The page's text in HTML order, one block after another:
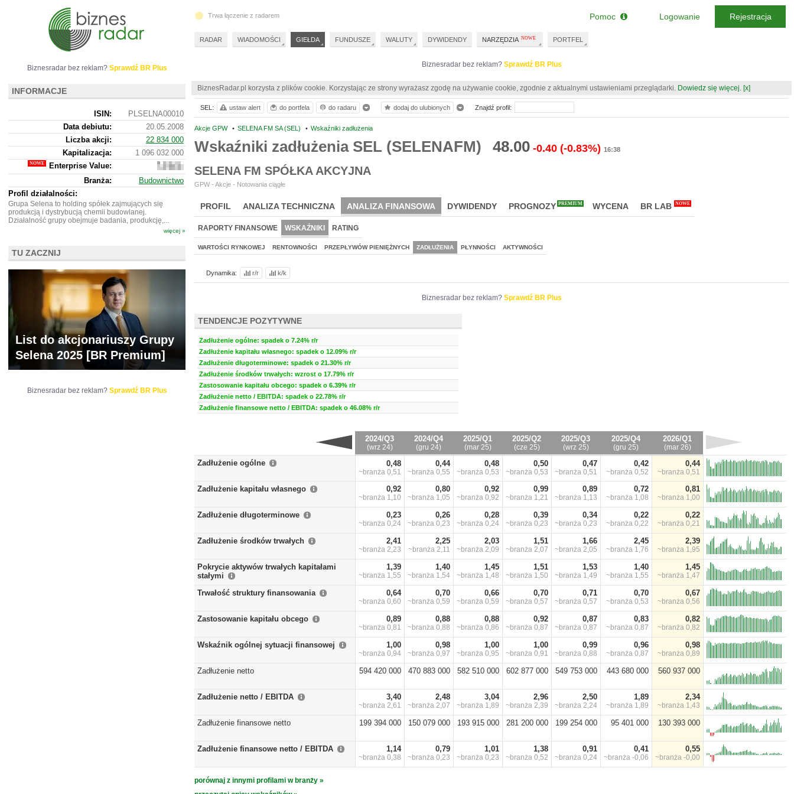
Biznesradar bez reklam? Sprawdź BR Plus
BiznesRadar.pl korzysta z plików cookie. Korzystając ze strony wyrażasz zgodę na używanie cookie, zgodnie z aktualnymi ustawieniami przeglądarki. Dowiedz się więcej. [x]
Akcje GPW • SELENA FM SA (SEL) • Wskaźniki zadłużenia
Wskaźniki zadłużenia SEL (SELENAFM) 48.00 -0.40 (-0.83%) 16:38
SELENA FM SPÓŁKA AKCYJNA
GPW - Akcje - Notowania ciągłe
PROFIL ANALIZA TECHNICZNA ANALIZA FINANSOWA DYWIDENDY PROGNOZY PREMIUM WYCENA BR LAB NOWE
RAPORTY FINANSOWE WSKAŹNIKI RATING
WARTOŚCI RYNKOWEJ RENTOWNOŚCI PRZEPŁYWÓW PIENIĘŻNYCH ZADŁUŻENIA PŁYNNOŚCI AKTYWNOŚCI
Dynamika: r/r k/k
Biznesradar bez reklam? Sprawdź BR Plus
TENDENCJE POZYTYWNE
Zadłużenie ogólne: spadek o 7.24% r/r
Zadłużenie kapitału własnego: spadek o 12.09% r/r
Zadłużenie długoterminowe: spadek o 21.30% r/r
Zadłużenie środków trwałych: wzrost o 17.79% r/r
Zastosowanie kapitału obcego: spadek o 6.39% r/r
Zadłużenie netto / EBITDA: spadek o 22.78% r/r
Zadłużenie finansowe netto / EBITDA: spadek o 46.08% r/r
2024/Q3
(wrz 24)
2024/Q4
(gru 24)
2025/Q1
(mar 25)
2025/Q2
(cze 25)
2025/Q3
(wrz 25)
2025/Q4
(gru 25)
2026/Q1
(mar 26)
Zadłużenie ogólne 0,48
~branża 0,51
0,44
~branża 0,55
0,48
~branża 0,53
0,50
~branża 0,53
0,47
~branża 0,51
0,42
~branża 0,52
0,44
~branża 0,51
Zadłużenie kapitału własnego 0,92
~branża 1,10
0,80
~branża 1,05
0,92
~branża 0,92
0,99
~branża 1,21
0,89
~branża 1,13
0,72
~branża 1,08
0,81
~branża 1,00
Zadłużenie długoterminowe 0,23
~branża 0,24
0,26
~branża 0,23
0,28
~branża 0,24
0,39
~branża 0,23
0,34
~branża 0,23
0,22
~branża 0,22
0,22
~branża 0,21
Zadłużenie środków trwałych 2,41
~branża 2,23
2,25
~branża 2,11
2,03
~branża 2,09
1,51
~branża 2,07
1,66
~branża 2,05
2,45
~branża 1,76
2,39
~branża 1,95
Pokrycie aktywów trwałych kapitałami
stałymi
1,39
~branża 1,55
1,40
~branża 1,54
1,45
~branża 1,48
1,51
~branża 1,50
1,53
~branża 1,49
1,40
~branża 1,55
1,45
~branża 1,47
Trwałość struktury finansowania 0,64
~branża 0,60
0,70
~branża 0,59
0,66
~branża 0,59
0,70
~branża 0,57
0,71
~branża 0,57
0,70
~branża 0,53
0,67
~branża 0,56
Zastosowanie kapitału obcego 0,89
~branża 0,81
0,88
~branża 0,88
0,88
~branża 0,86
0,92
~branża 0,87
0,87
~branża 0,87
0,83
~branża 0,87
0,82
~branża 0,82
Wskaźnik ogólnej sytuacji finansowej 1,00
~branża 0,94
0,98
~branża 0,97
1,00
~branża 0,95
1,00
~branża 0,91
0,99
~branża 0,88
0,96
~branża 0,87
0,98
~branża 0,89
Zadłużenie netto 594 420 000 470 883 000 582 510 000 602 877 000 549 753 000 443 680 000 560 937 000
Zadłużenie netto / EBITDA 3,40
~branża 2,61
2,48
~branża 2,07
3,04
~branża 1,89
2,96
~branża 2,39
2,50
~branża 2,24
1,89
~branża 1,89
2,34
~branża 1,43
Zadłużenie finansowe netto 199 394 000 150 079 000 193 915 000 281 200 000 199 254 000 95 401 000 130 393 000
Zadłużenie finansowe netto / EBITDA 1,14
~branża 0,38
0,79
~branża 0,23
1,01
~branża 0,23
1,38
~branża 0,52
0,91
~branża 0,24
0,41
~branża -0,06
0,55
~branża -0,00
porównaj z innymi profilami w branży »
SEL: ustaw alert do portfela do radaru dodaj do ulubionych Znajdź profil:
Biznesradar bez reklam? Sprawdź BR Plus
INFORMACJE
ISIN:
PLSELNA00010
Data debiutu:
20.05.2008
Liczba akcji:
22 834 000
Kapitalizacja:
1 096 032 000
Enterprise Value:
1
226
425
Branża:
Budownictwo
Profil działalności:
Grupa Selena to holding spółek zajmujących się
produkcją i dystrybucją chemii budowlanej.
Działalność grupy obejmuje badania, produkcję,...
więcej »
TU ZACZNIJ
List do akcjonariuszy Grupy
Selena 2025 [BR Premium]
Biznesradar bez reklam? Sprawdź BR Plus
Trwa łączenie z radarem
RADAR WIADOMOŚCI GIEŁDA FUNDUSZE WALUTY DYWIDENDY NARZĘDZIA PORTFEL
Pomoc Logowanie Rejestracja